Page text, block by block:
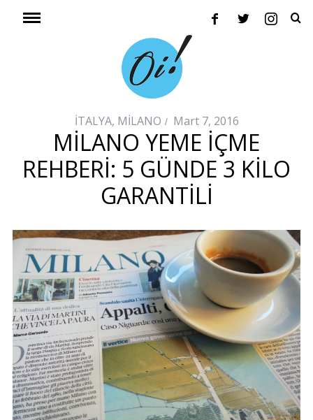
İTALYA, MİLANO Mart 7, 2016
MILANO YEME İÇME
REHBERI: 5 GÜNDE 3 KILO
GARANTILI